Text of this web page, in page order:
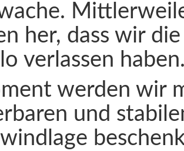
her, dass wir
verlassen
werden wir
und